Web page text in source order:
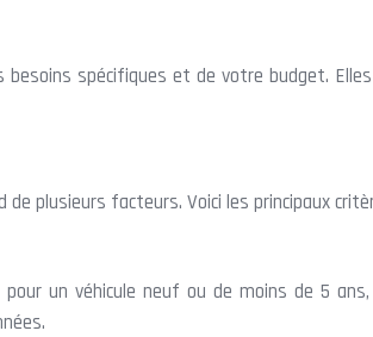
spécifiques et de votre budget.
plusieurs facteurs. Voici les principaux
un véhicule neuf ou de moins de 5